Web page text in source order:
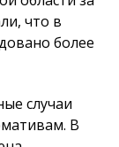
что в
более
случаи
В